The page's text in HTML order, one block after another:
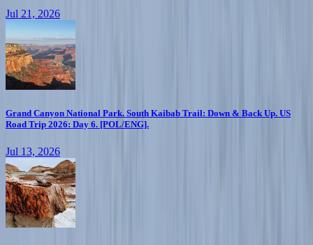
Jul 21, 2026
Grand Canyon National Park. South Kaibab Trail: Down & Back Up. US
Road Trip 2026: Day 6. [POL/ENG].
Jul 13, 2026